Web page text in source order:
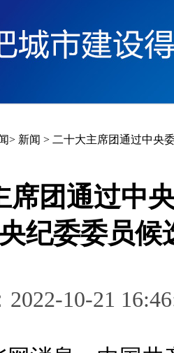
> 新闻 > 二十大主席团通过中央
席团通过中
纪委委员候
2022-10-21